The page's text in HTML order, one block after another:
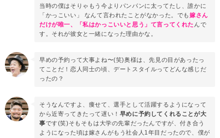
当時の僕はそりゃもう今よりパンパンに太ってたし、誰かに
「かっこいい」 なんて言われたことがなかった。でも 嫁さん
だけが唯一、「私はかっこいいと思う」て言ってくれた んで
す。それが彼女と一緒になった理由かな。
早めの予約って大事よね〜(笑)奥様は、先見の目があったっ
てことだ！恋人同士の頃、デートスタイルってどんな感じだ
ったの？
そうなんですよ、痩せて、選手として活躍するようになって
から近寄ってきたって遅い！ 早めに予約してくれることが大
事です(笑)そもそもは大学の先輩だったんですが、付き合う
ようになった頃は嫁さんがもう社会人1年目だったので、僕が